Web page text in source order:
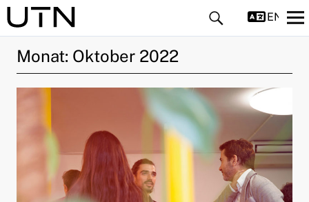
Menü aufklappen
Menü aufklappen
Monat: Oktober 2022